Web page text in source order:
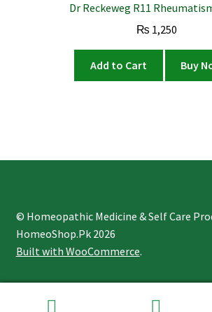
Dr Reckeweg R11
₨ 1,250
Add to Cart Buy
© Homeopathic Medicine & Self Care
HomeoShop.Pk 2026
Built with WooCommerce.